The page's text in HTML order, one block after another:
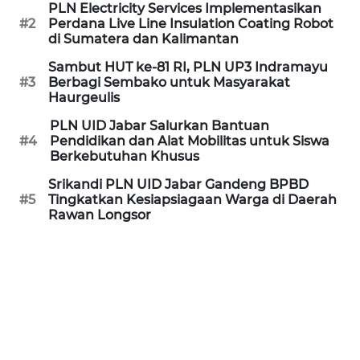
#2
PLN Electricity Services Implementasikan
Perdana Live Line Insulation Coating Robot
di Sumatera dan Kalimantan
#3
Sambut HUT ke-81 RI, PLN UP3 Indramayu
Berbagi Sembako untuk Masyarakat
Haurgeulis
#4
PLN UID Jabar Salurkan Bantuan
Pendidikan dan Alat Mobilitas untuk Siswa
Berkebutuhan Khusus
#5
Srikandi PLN UID Jabar Gandeng BPBD
Tingkatkan Kesiapsiagaan Warga di Daerah
Rawan Longsor
MEDIA
SIBER
REDAKSI
KARIR
DISCLAIMER
Wahana